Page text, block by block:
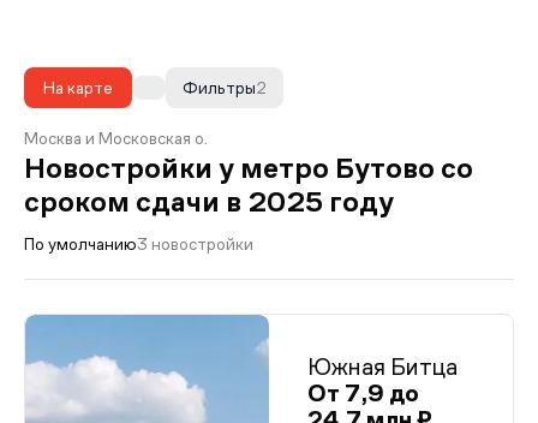
На карте 2
Фильтры
Москва и Московская о.
Новостройки у метро Бутово со
сроком сдачи в 2025 году
По умолчанию3 новостройки
Южная Битца
От 7,9 до